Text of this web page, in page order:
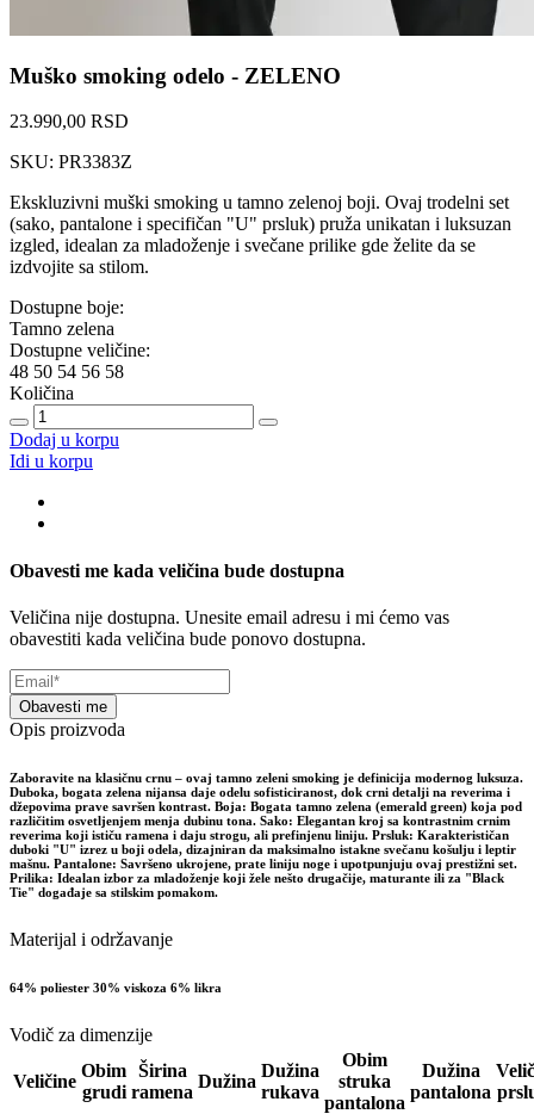
Muško smoking odelo - ZELENO
23.990,00 RSD
SKU: PR3383Z
Ekskluzivni muški smoking u tamno zelenoj boji. Ovaj trodelni set
(sako, pantalone i specifičan "U" prsluk) pruža unikatan i luksuzan
izgled, idealan za mladoženje i svečane prilike gde želite da se
izdvojite sa stilom.
Dostupne boje:
Tamno zelena
Dostupne veličine:
48 50 54 56 58
Količina
Dodaj u korpu
Idi u korpu
Obavesti me kada veličina bude dostupna
Veličina nije dostupna. Unesite email adresu i mi ćemo vas
obavestiti kada veličina bude ponovo dostupna.
Obavesti me
Opis proizvoda
Zaboravite na klasičnu crnu – ovaj tamno zeleni smoking je definicija modernog luksuza.
Duboka, bogata zelena nijansa daje odelu sofisticiranost, dok crni detalji na reverima i
džepovima prave savršen kontrast. Boja: Bogata tamno zelena (emerald green) koja pod
različitim osvetljenjem menja dubinu tona. Sako: Elegantan kroj sa kontrastnim crnim
reverima koji ističu ramena i daju strogu, ali prefinjenu liniju. Prsluk: Karakterističan
duboki "U" izrez u boji odela, dizajniran da maksimalno istakne svečanu košulju i leptir
mašnu. Pantalone: Savršeno ukrojene, prate liniju noge i upotpunjuju ovaj prestižni set.
Prilika: Idealan izbor za mladoženje koji žele nešto drugačije, maturante ili za "Black
Tie" događaje sa stilskim pomakom.
Materijal i održavanje
64% poliester 30% viskoza 6% likra
Vodič za dimenzije
Veličine
Obim
grudi
Širina
ramena
Dužina
Dužina
rukava
Obim
struka
pantalona
Dužina
pantalona